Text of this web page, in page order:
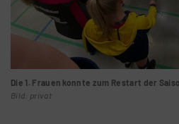
Die 1. Frauen konnte zum Restart der
Bild: privat